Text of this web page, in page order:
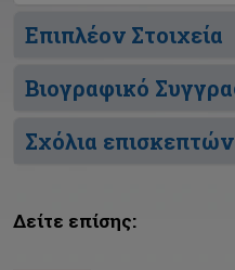
Επιπλέον Στοιχεία
Βιογραφικό
Σχόλια
Δείτε επίσης: